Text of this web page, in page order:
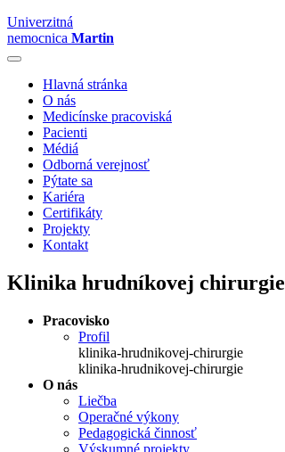
Univerzitná
nemocnica Martin
Hlavná stránka
O nás
Medicínske pracoviská
Pacienti
Médiá
Odborná verejnosť
Pýtate sa
Kariéra
Certifikáty
Projekty
Kontakt
Klinika hrudníkovej chirurgie
Pracovisko
Profil
klinika-hrudnikovej-chirurgie
klinika-hrudnikovej-chirurgie
O nás
Liečba
Operačné výkony
Pedagogická činnosť
Výskumné projekty